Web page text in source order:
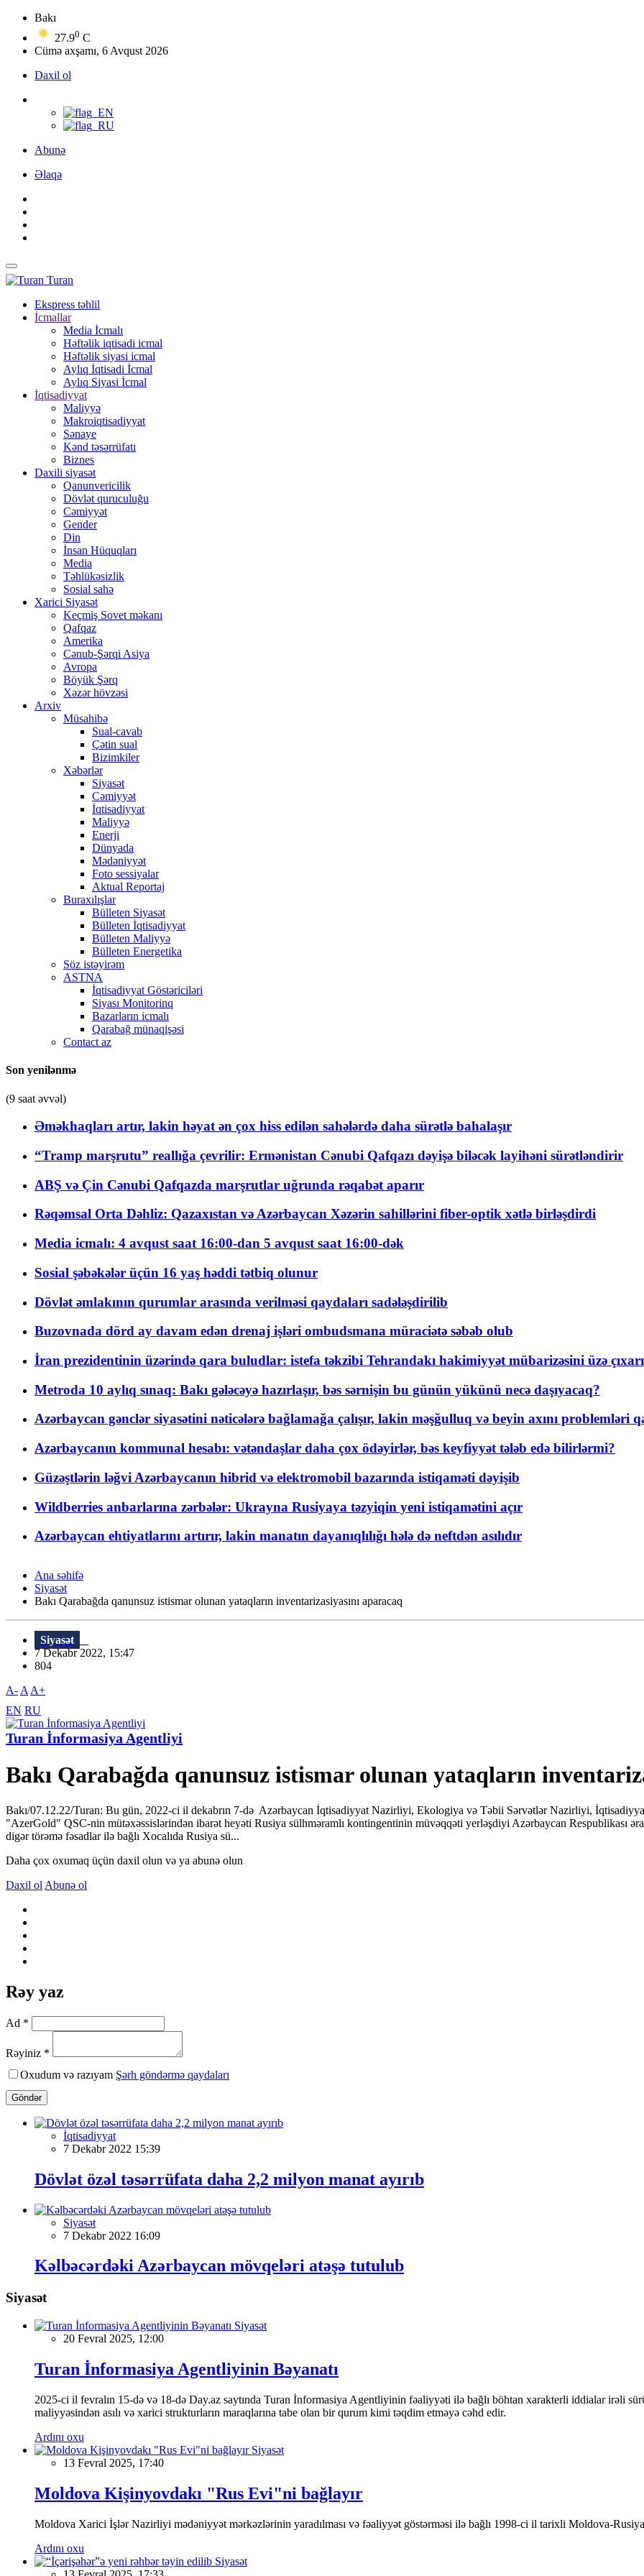
Bakı
27.90 C
Cümə axşamı, 6 Avqust 2026
Daxil ol
Abunə
Əlaqə
Turan
Ekspress təhlil
İcmallar
Media İcmalı
Həftəlik iqtisadi icmal
Həftəlik siyasi icmal
Aylıq İqtisadi İcmal
Aylıq Siyasi İcmal
İqtisadiyyat
Maliyyə
Makroiqtisadiyyat
Sənaye
Kənd təsərrüfatı
Biznes
Daxili siyasət
Qanunvericilik
Dövlət quruculuğu
Cəmiyyət
Gender
Din
İnsan Hüquqları
Media
Təhlükəsizlik
Sosial sahə
Xarici Siyasət
Keçmiş Sovet məkanı
Qafqaz
Amerika
Cənub-Şərqi Asiya
Avropa
Böyük Şərq
Xəzər hövzəsi
Arxiv
Müsahibə
Sual-cavab
Çətin sual
Bizimkiler
Xəbərlər
Siyasət
Cəmiyyət
İqtisadiyyat
Maliyyə
Enerji
Dünyada
Mədəniyyət
Foto sessiyalar
Aktual Reportaj
Buraxılışlar
Bülleten Siyasət
Bülleten İqtisadiyyat
Bülleten Maliyyə
Bülleten Energetika
Söz istəyirəm
ASTNA
İqtisadiyyat Göstəriciləri
Siyası Monitorinq
Bazarların icmalı
Qarabağ münaqişəsi
Contact az
Son yenilənmə
(9 saat əvvəl)
Əməkhaqları artır, lakin həyat ən çox hiss edilən sahələrdə daha sürətlə bahalaşır
“Tramp marşrutu” reallığa çevrilir: Ermənistan Cənubi Qafqazı dəyişə biləcək layihəni sürətləndirir
ABŞ və Çin Cənubi Qafqazda marşrutlar uğrunda rəqabət aparır
Rəqəmsal Orta Dəhliz: Qazaxıstan və Azərbaycan Xəzərin sahillərini fiber-optik xətlə birləşdirdi
Media icmalı: 4 avqust saat 16:00-dan 5 avqust saat 16:00-dək
Sosial şəbəkələr üçün 16 yaş həddi tətbiq olunur
Dövlət əmlakının qurumlar arasında verilməsi qaydaları sadələşdirilib
Buzovnada dörd ay davam edən drenaj işləri ombudsmana müraciətə səbəb olub
İran prezidentinin üzərində qara buludlar: istefa təkzibi Tehrandakı hakimiyyət mübarizəsini üzə
Metroda 10 aylıq sınaq: Bakı gələcəyə hazırlaşır, bəs sərnişin bu günün yükünü necə daşıyacaq?
Azərbaycan gənclər siyasətini nəticələrə bağlamağa çalışır, lakin məşğulluq və beyin axını problemləri
Azərbaycanın kommunal hesabı: vətəndaşlar daha çox ödəyirlər, bəs keyfiyyət tələb edə bilirlərmi?
Güzəştlərin ləğvi Azərbaycanın hibrid və elektromobil bazarında istiqaməti dəyişib
Wildberries anbarlarına zərbələr: Ukrayna Rusiyaya təzyiqin yeni istiqamətini açır
Azərbaycan ehtiyatlarını artırır, lakin manatın dayanıqlılığı hələ də neftdən asılıdır
Ana səhifə
Siyasət
Bakı Qarabağda qanunsuz istismar olunan yataqların inventarizasiyasını aparacaq
Siyasət
7 Dekabr 2022, 15:47
804
A- A A+
EN RU
Turan İnformasiya Agentliyi
Bakı Qarabağda qanunsuz istismar olunan yataqların
Bakı/07.12.22/Turan: Bu gün, 2022-ci il dekabrın 7-də Azərbaycan İqtisadiyyat Nazirliyi, Ekologiya və Təbii Sərvətlər Nazirliyi,
"AzerGold" QSC-nin mütəxəssislərindən ibarət heyəti Rusiya sülhməramlı kontingentinin müvəqqəti yerləşdiyi Azərbaycan Respublikası
digər törəmə fəsadlar ilə bağlı Xocalıda Rusiya sü...
Daha çox oxumaq üçün daxil olun və ya abunə olun
Daxil ol Abunə ol
Rəy yaz
Ad *
Rəyiniz *
Oxudum və razıyam Şərh göndərmə qaydaları
Göndər
İqtisadiyyat
7 Dekabr 2022 15:39
Dövlət özəl təsərrüfata daha 2,2 milyon manat ayırıb
Siyasət
7 Dekabr 2022 16:09
Kəlbəcərdəki Azərbaycan mövqeləri atəşə tutulub
Siyasət
Siyasət
20 Fevral 2025, 12:00
Turan İnformasiya Agentliyinin Bəyanatı
2025-ci il fevralın 15-də və 18-də Day.az saytında Turan İnformasiya Agentliyinin fəaliyyəti ilə bağlı böhtan xarakterli iddialar irəli
maliyyəsindən asılı və xarici strukturların maraqlarına tabe olan bir qurum kimi təqdim etməyə cəhd edir.
Ardını oxu
Siyasət
13 Fevral 2025, 17:40
Moldova Kişinyovdakı "Rus Evi"ni bağlayır
Moldova Xarici İşlər Nazirliyi mədəniyyət mərkəzlərinin yaradılması və fəaliyyət göstərməsi ilə bağlı 1998-ci il tarixli Moldova-
Ardını oxu
Siyasət